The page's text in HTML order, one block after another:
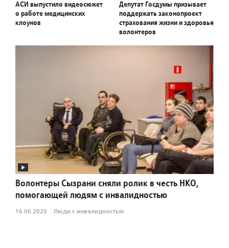
АСИ выпустило видеосюжет
о работе медицинских
клоунов
Депутат Госдумы призывает
поддержать законопроект
страхования жизни и здоровья
волонтеров
Волонтеры Сызрани сняли ролик в честь НКО,
помогающей людям с инвалидностью
16.06.2020 · Люди с инвалидностью